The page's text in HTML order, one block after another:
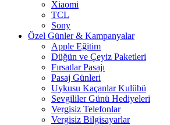
Xiaomi
TCL
Sony
Özel Günler & Kampanyalar
Apple Eğitim
Düğün ve Çeyiz Paketleri
Fırsatlar Pasajı
Pasaj Günleri
Uykusu Kaçanlar Kulübü
Sevgililer Günü Hediyeleri
Vergisiz Telefonlar
Vergisiz Bilgisayarlar